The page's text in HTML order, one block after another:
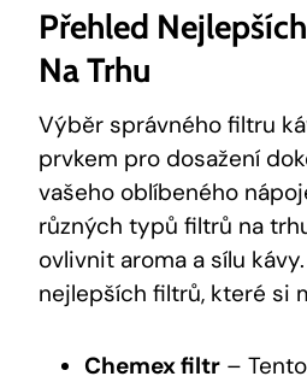
Přehled
Na Trhu
Výběr správného filtru
prvkem pro dosažení
vašeho oblíbeného
různých typů filtrů na
ovlivnit aroma a sílu
nejlepších filtrů, které si
Chemex filtr –